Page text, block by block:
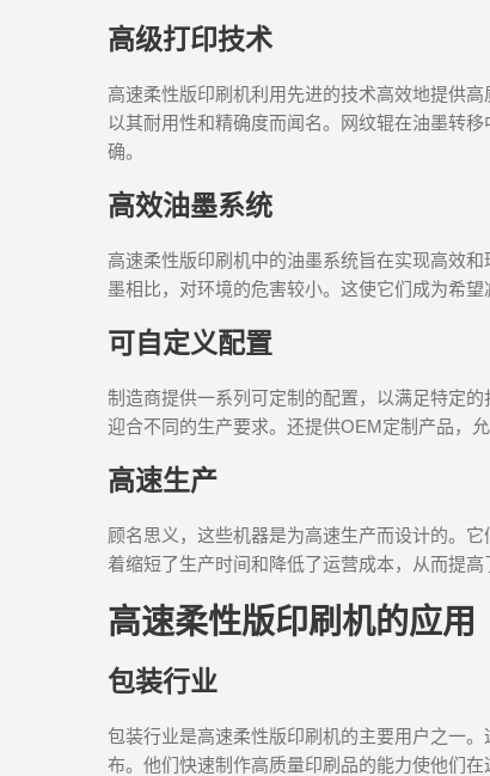
高级打印技术
高速柔性版印刷机利用先进的技术高效地提供
以其耐用性和精确度而闻名。网纹辊在油墨转
确。
高效油墨系统
高速柔性版印刷机中的油墨系统旨在实现高效
墨相比，对环境的危害较小。这使它们成为希望
可自定义配置
制造商提供一系列可定制的配置，以满足特定
迎合不同的生产要求。还提供OEM定制产品，
高速生产
顾名思义，这些机器是为高速生产而设计的。
着缩短了生产时间和降低了运营成本，从而提高
高速柔性版印刷机的应用
包装行业
包装行业是高速柔性版印刷机的主要用户之一
布。他们快速制作高质量印刷品的能力使他们在